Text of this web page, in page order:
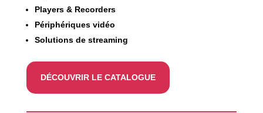
Players & Recorders
Périphériques vidéo
Solutions de streaming
DÉCOUVRIR LE CATALOGUE